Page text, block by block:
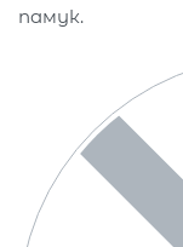
памук.